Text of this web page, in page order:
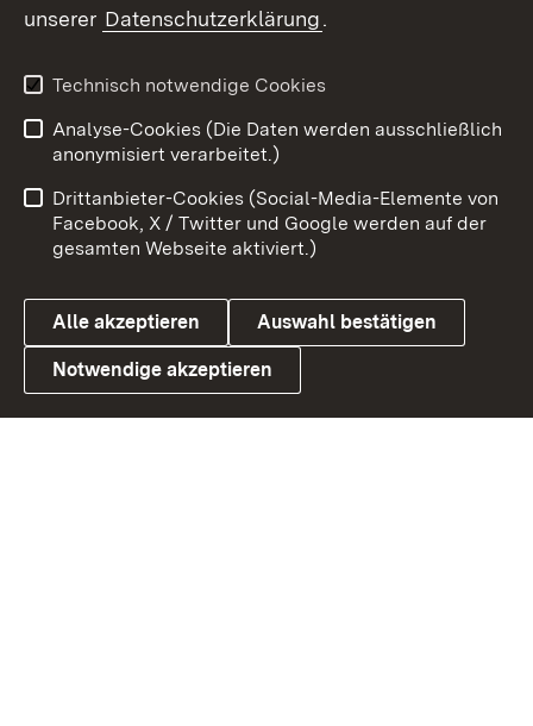
X / Twitter
Youtube
Link zum Landesportal
Benutzungshinweise
Barrierefreiheit
Datenschutz
Cookies
unserer Datenschutzerklärung.
Technisch notwendige Cookies
Analyse-Cookies (Die Daten werden ausschließlich
anonymisiert verarbeitet.)
Drittanbieter-Cookies (Social-Media-Elemente von
Facebook, X / Twitter und Google werden auf der
gesamten Webseite aktiviert.)
Alle akzeptieren Auswahl bestätigen
Notwendige akzeptieren